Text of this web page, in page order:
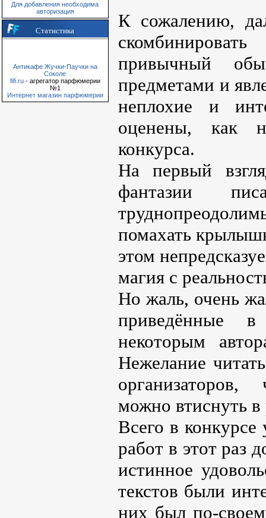
Для добавления необходима
авторизация
Статистика
Антикафе Жучки-Паучки на
Соколе
fifi.ru - агрегатор парфюмерии
№1
Интернет магазин парфюмерии
К сожалению,
привычный
предметами и
неплохие и
оценены, как
конкурса.
На первый
фантазии
помахать
этом
магия с
Но жаль, очень
приведённые в
некоторым
Нежелание
можно втиснуть
Всего в конкурсе
работ в этот раз
истинное
текстов были
них был по-